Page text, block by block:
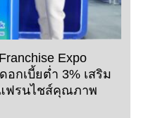
Expo
กเบี้ยต่ำ 3% เสริม
ฟรนไชส์คุณภาพ